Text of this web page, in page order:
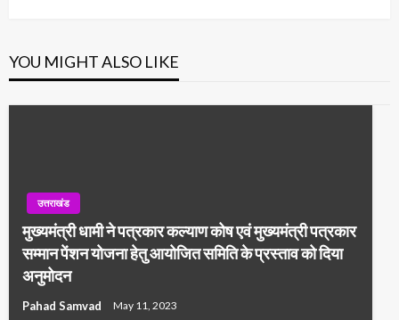
YOU MIGHT ALSO LIKE
उत्तराखंड
मुख्यमंत्री धामी ने पत्रकार कल्याण कोष एवं मुख्यमंत्री पत्रकार
सम्मान पेंशन योजना हेतु आयोजित समिति के प्रस्ताव को दिया
अनुमोदन
Pahad Samvad May 11, 2023